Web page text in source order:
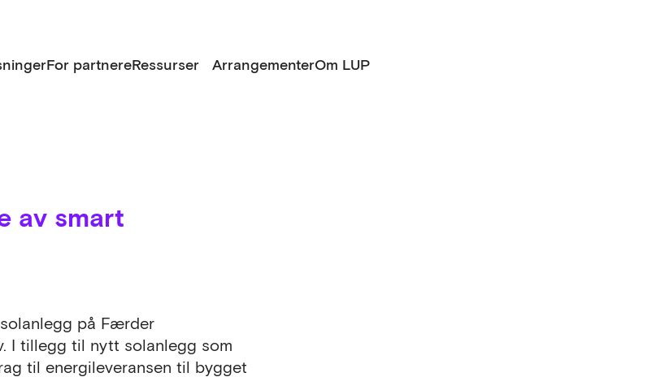
For partnereRessurser ArrangementerOm LUP
av smart
på Færder
I tillegg til nytt solanlegg som
til energileveransen til bygget